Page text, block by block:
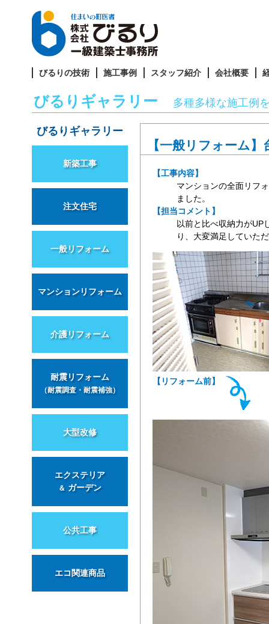
びるりの技術 施工事例 スタッフ紹介 会社概要
びるりギャラリー 多種多様な施工例
【一般リフォーム
【工事内容】
マンションの全面リフ
ました。
【担当コメント】
以前と比べ収納力がUP
り、大変満足していた
【リフォーム前】
びるりギャラリー
新築工事
注文住宅
一般リフォーム
マンションリフォーム
介護リフォーム
耐震リフォーム
（耐震調査・耐震補強）
大型改修
エクステリア
＆ ガーデン
公共工事
エコ関連商品